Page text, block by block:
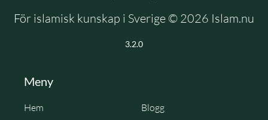
För islamisk kunskap i Sverige © 2026 Islam.nu
3.2.0
Meny
Hem
Blogg